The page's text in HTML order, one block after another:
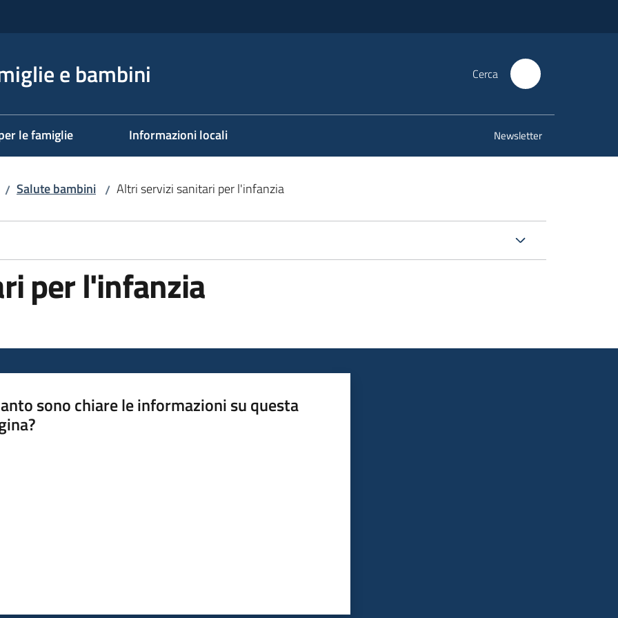
e bambini Cerca
le famiglie Informazioni locali Newsletter
/ Salute bambini / Altri servizi sanitari per l'infanzia
per l'infanzia
sono chiare le informazioni su questa